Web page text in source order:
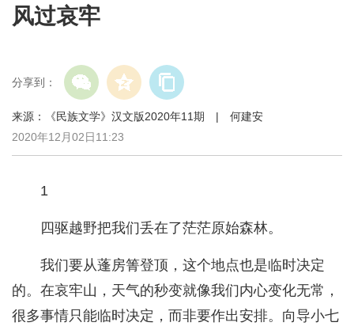
风过哀牢
分享到：
来源：《民族文学》汉文版2020年11期 | 何建安
2020年12月02日11:23
1
四驱越野把我们丢在了茫茫原始森林。
我们要从蓬房箐登顶，这个地点也是临时决定
的。在哀牢山，天气的秒变就像我们内心变化无常，
很多事情只能临时决定，而非要作出安排。向导小七